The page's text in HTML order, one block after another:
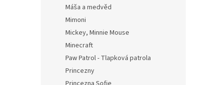
Máša a medvěd
Mimoni
Mickey, Minnie Mouse
Minecraft
Paw Patrol - Tlapková patrola
Princezny